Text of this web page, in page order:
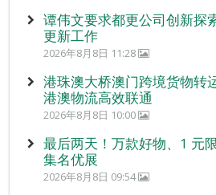
谭伟文要求都更公司创新探
更新工作
2026年8月8日 11:28
港珠澳大桥澳门跨境货物转
港澳物流高效联通
2026年8月8日 10:00
最后两天！万款好物、1 元
集名优展
2026年8月8日 09:54